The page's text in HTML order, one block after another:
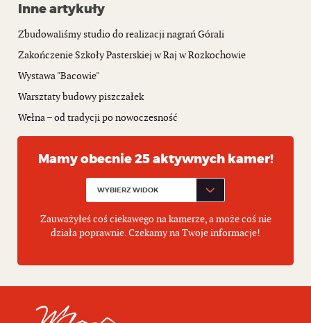
Inne artykuły
Zbudowaliśmy studio do realizacji nagrań Górali
Zakończenie Szkoły Pasterskiej w Raj w Rozkochowie
Wystawa "Bacowie"
Warsztaty budowy piszczałek
Wełna – od tradycji po nowoczesność
Mamy obecnie 25 aktywnych kamer!
Zauważyłeś coś ciekawego na kamerze, a może coś nie
działa poprawnie. Czekamy na Twoje informacje!